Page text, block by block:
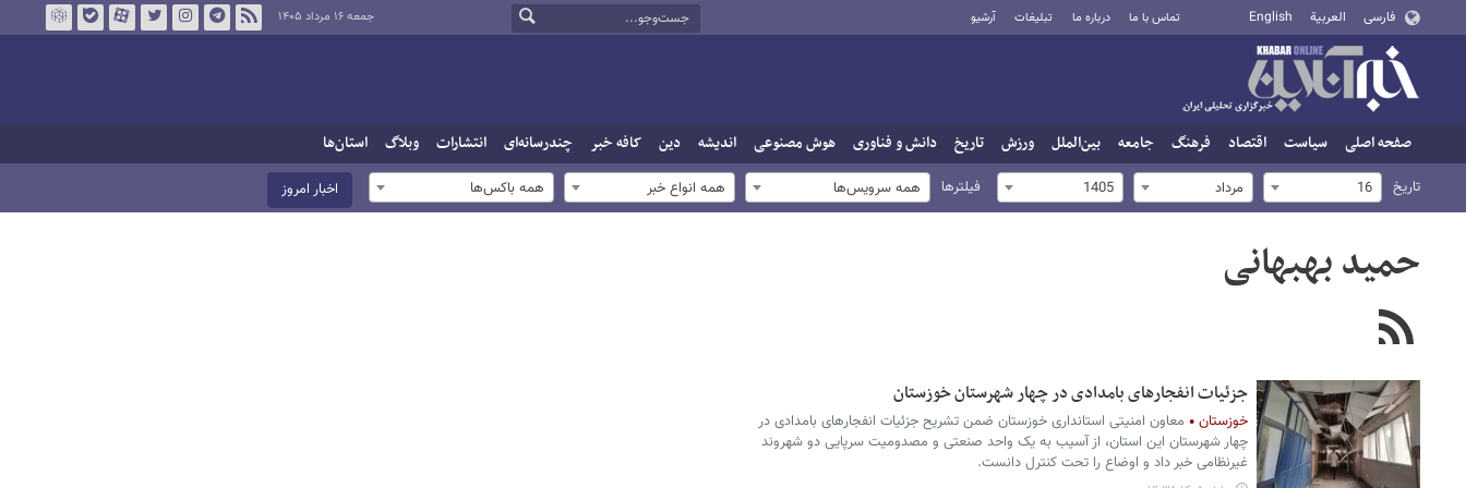
فارسی العربية English تماس با ما درباره ما تبلیغات آرشیو جمعه ۱۶ مرداد ۱۴۰۵
صفحه اصلی سیاست اقتصاد فرهنگ جامعه بین‌الملل ورزش تاریخ دانش و فناوری هوش مصنوعی اندیشه دین کافه خبر چندرسانه‌ای انتشارات وبلاگ استان‌ها
تاریخ 16 مرداد 1405 فیلترها همه سرویس‌ها همه انواع خبر همه باکس‌ها اخبار امروز
حمید بهبهانی
جزئیات انفجارهای بامدادی در چهار شهرستان خوزستان
خوزستان
معاون امنیتی استانداری خوزستان ضمن تشریح جزئیات انفجارهای بامدادی در
چهار شهرستان این استان، از آسیب به یک واحد صنعتی و مصدومیت سرپایی دو شهروند
غیرنظامی خبر داد و اوضاع را تحت کنترل دانست.